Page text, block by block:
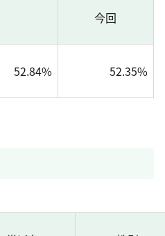
今回
52.84% 52.35%